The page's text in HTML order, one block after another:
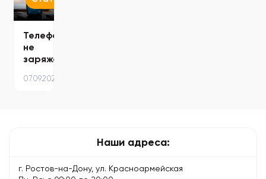
—…
Телефон
не
заряжается:
причин
07.09.2025
Наши адреса:
г. Ростов-на-Дону, ул. Красноармейская